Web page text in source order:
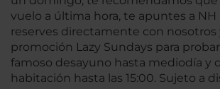
vuelo a última hora, te apuntes a NH
reserves directamente con nosotros
promoción Lazy Sundays para
famoso desayuno hasta mediodía y
habitación hasta las 15:00. Sujeto a